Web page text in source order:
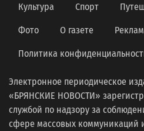
Культура Спорт
Фото О газете
Политика
Электронное периодическое
«БРЯНСКИЕ НОВОСТИ»
службой по надзору за
сфере массовых коммуникаций